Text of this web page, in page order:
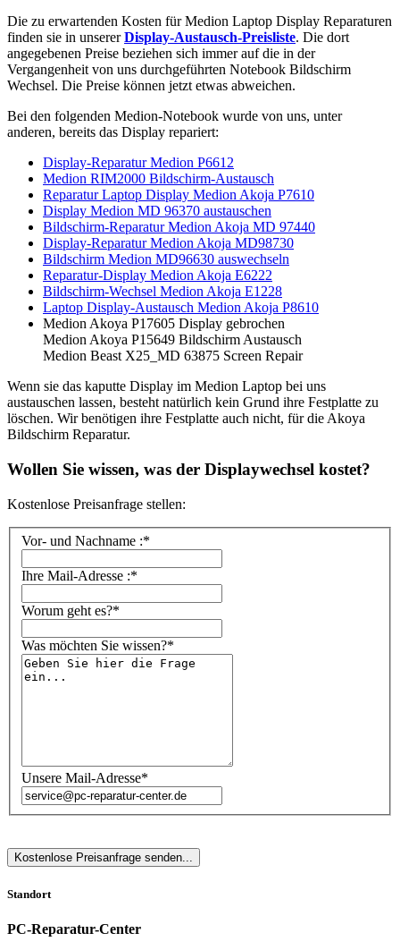
Die zu erwartenden Kosten für Medion Laptop Display Reparaturen
finden sie in unsererDisplay-Austausch-Preisliste. Die dort
angegebenen Preise beziehen sich immer auf die in der
Vergangenheit von uns durchgeführten Notebook Bildschirm
Wechsel. Die Preise können jetzt etwas abweichen.
Bei den folgenden Medion-Notebook wurde von uns, unter
anderen, bereits das Display repariert:
Display-Reparatur Medion P6612
Medion RIM2000 Bildschirm-Austausch
Reparatur Laptop Display Medion Akoja P7610
Display Medion MD 96370 austauschen
Bildschirm-Reparatur Medion Akoja MD 97440
Display-Reparatur Medion Akoja MD98730
Bildschirm Medion MD96630 auswechseln
Reparatur-Display Medion Akoja E6222
Bildschirm-Wechsel Medion Akoja E1228
Laptop Display-Austausch Medion Akoja P8610
Medion Akoya P17605 Display gebrochen
Medion Akoya P15649 Bildschirm Austausch
Medion Beast X25_MD 63875 Screen Repair
Wenn sie das kaputte Display im Medion Laptop bei uns
austauschen lassen, besteht natürlich kein Grund ihre Festplatte zu
löschen. Wir benötigen ihre Festplatte auch nicht, für die Akoya
Bildschirm Reparatur.
Wollen Sie wissen, was der Displaywechsel kostet?
Kostenlose Preisanfrage stellen:
Vor- und Nachname :*
Ihre Mail-Adresse :*
Worum geht es?*
Was möchten Sie wissen?*
Unsere Mail-Adresse*
Standort
PC-Reparatur-Center